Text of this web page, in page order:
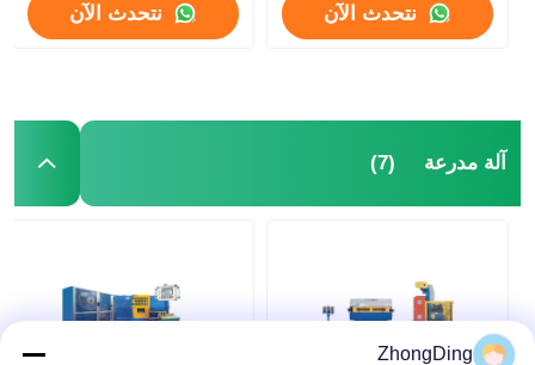
نتحدث الآن نتحدث الآن
آلة مدرعة (7)
ZhongDing